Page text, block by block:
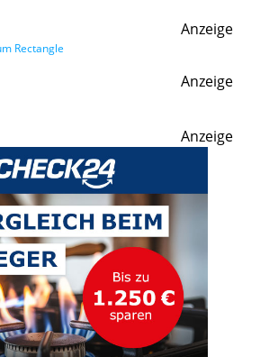
Anzeige
Anzeige
Anzeige